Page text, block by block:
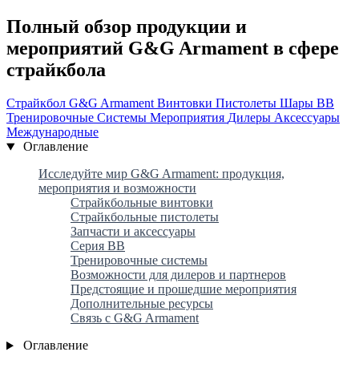
Полный обзор продукции и
мероприятий G&G Armament в сфере
страйкбола
Страйкбол G&G ArmamentВинтовки Пистолеты Шары BB
Тренировочные Системы Мероприятия Дилеры Аксессуары
Международные
Оглавление
Исследуйте мир G&G Armament: продукция,
мероприятия и возможности
Страйкбольные винтовки
Страйкбольные пистолеты
Запчасти и аксессуары
Серия BB
Тренировочные системы
Возможности для дилеров и партнеров
Предстоящие и прошедшие мероприятия
Дополнительные ресурсы
Связь с G&G Armament
Оглавление